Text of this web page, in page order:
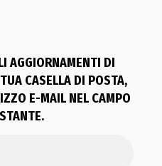
AGGIORNAMENTI DI
CASELLA DI POSTA,
E-MAIL NEL CAMPO